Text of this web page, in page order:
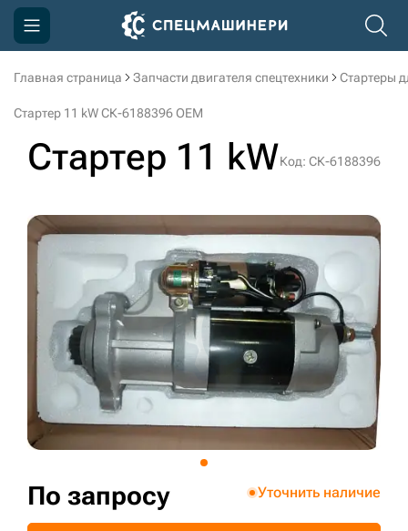
Главная страница Запчасти двигателя спецтехники Стартеры
Стартер 11 kW СК-6188396 OEM
Стартер 11 kWКод: СК-6188396
По запросу Уточнить наличие
Компания
Доставка и оплата
Контакты
3D тур по производству
3D тур по складам
sksale@skdst.ru
+7 (499) 394-50-93